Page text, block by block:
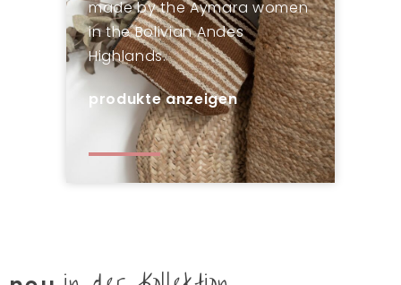
made by the Aymara women
in the Bolivian Andes
Highlands.
produkte anzeigen